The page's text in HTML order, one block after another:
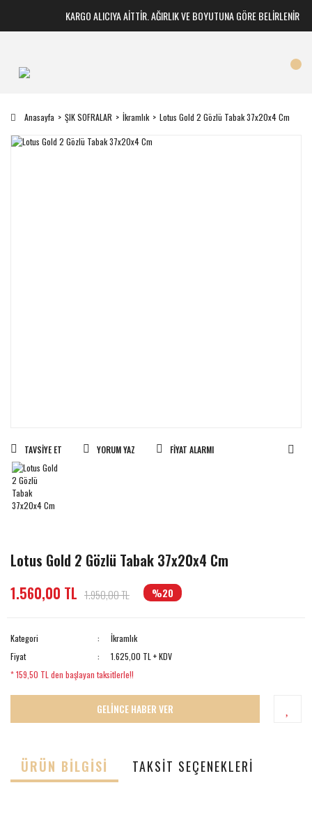
KARGO ALICIYA AİTTİR. AĞIRLIK VE BOYUTUNA GÖRE BELİRLENİR
Anasayfa ŞIK SOFRALAR İkramlık Lotus Gold 2 Gözlü Tabak 37x20x4 Cm
TAVSIYE ET YORUM YAZ FIYAT ALARMI
Lotus Gold 2 Gözlü Tabak 37x20x4 Cm
1.560,00 TL 1.950,00 TL %20
Kategori
İkramlık
Fiyat
1.625,00 TL + KDV
* 159,50 TL den başlayan taksitlerle!!
GELİNCE HABER VER
ÜRÜN BILGISI TAKSIT SEÇENEKLERI